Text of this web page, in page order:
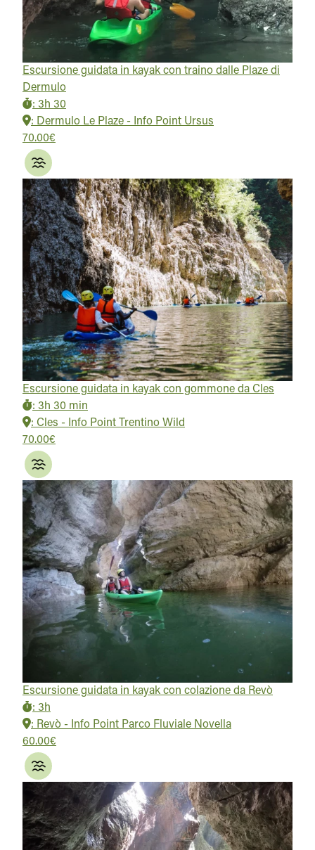
Escursione guidata in kayak con traino dalle Plaze di
Dermulo
: 3h 30
: Dermulo Le Plaze - Info Point Ursus
70.00€
Escursione guidata in kayak con gommone da Cles
: 3h 30 min
: Cles - Info Point Trentino Wild
70.00€
Escursione guidata in kayak con colazione da Revò
: 3h
: Revò - Info Point Parco Fluviale Novella
60.00€